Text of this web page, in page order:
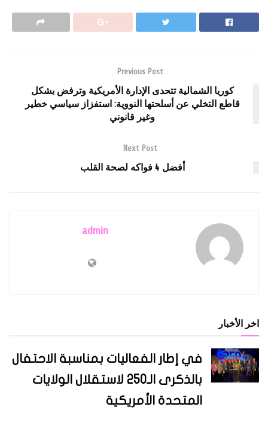
Previous Post
كوريا الشمالية تتحدى الإدارة الأمريكية وترفض بشكل
قاطع التخلي عن أسلحتها النووية: استفزاز سياسي خطير
وغير قانوني
Next Post
أفضل 4 فواكه لصحة القلب
admin
اخر الأخبار
في إطار الفعاليات بمناسبة الاحتفال
بالذكرى الـ250 لاستقلال الولايات
المتحدة الأمريكية